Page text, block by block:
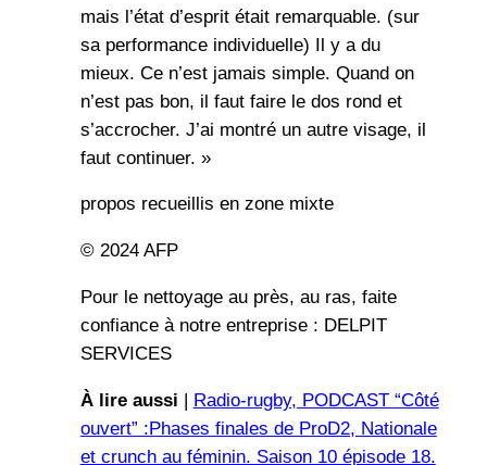
mais l’état d’esprit était remarquable. (sur
sa performance individuelle) Il y a du
mieux. Ce n’est jamais simple. Quand on
n’est pas bon, il faut faire le dos rond et
s’accrocher. J’ai montré un autre visage, il
faut continuer. »
propos recueillis en zone mixte
© 2024 AFP
Pour le nettoyage au près, au ras, faite
confiance à notre entreprise : DELPIT
SERVICES
À lire aussi | Radio-rugby, PODCAST “Côté
ouvert” :Phases finales de ProD2, Nationale
et crunch au féminin. Saison 10 épisode 18.